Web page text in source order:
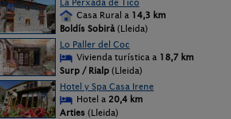
La Perxada de Ticó
Casa Rural a 14,3 km
Boldís Sobirà (Lleida)
Lo Paller del Coc
Vivienda turística a 18,7 km
Surp / Rialp (Lleida)
Hotel y Spa Casa Irene
Hotel a 20,4 km
Arties (Lleida)